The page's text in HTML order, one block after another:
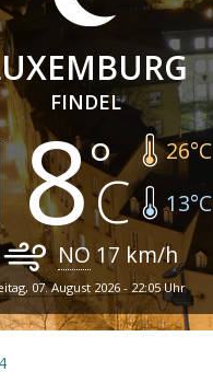
FINDEL
26°C
13°C
NO 17 km/h
07. August 2026 - 22:05 Uhr